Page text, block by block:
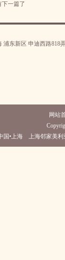
下一篇了
浦东新区 申迪西路818
网站
国•上海 上海邻家美利